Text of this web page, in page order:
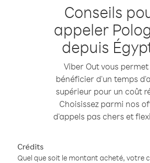
Conseils
appeler
depuis
Viber Out vous permet
bénéficier d'un temps
supérieur pour un coût
Choisissez parmi nos
d'appels pas chers et
Crédits
Quel que soit le montant acheté, votre